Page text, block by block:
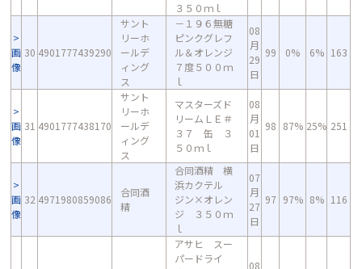
３５０ｍｌ
画
像
30 4901777439290
サント
リーホ
ールデ
ィング
ス
－１９６無糖
ピンクグレフ
ル＆オレンジ
７度５００ｍ
ｌ
08
月
29
日
99 0% 6% 163
画
像
31 4901777438170
サント
リーホ
ールデ
ィング
ス
マスターズド
リームＬＥ＃
３７ 缶 ３
５０ｍｌ
08
月
01
日
98 87% 25% 251
画
像
32 4971980859086
合同酒
精
合同酒精 横
浜カクテル
ジン×オレン
ジ ３５０ｍ
ｌ
07
月
27
日
97 97% 8% 116
アサヒ スー
パードライ
08